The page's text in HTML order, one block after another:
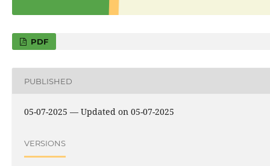
PDF
PUBLISHED
05-07-2025 — Updated on 05-07-2025
VERSIONS